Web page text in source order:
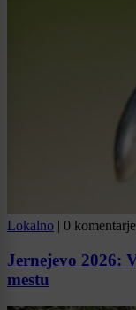
Lokalno | 0
Jernejevo 2026:
mestu